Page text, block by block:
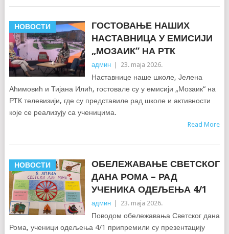
НОВОСТИ
ГОСТОВАЊЕ НАШИХ
НАСТАВНИЦА У ЕМИСИЈИ
„МОЗАИК“ НА РТК
админ | 23. maja 2026.
Наставнице наше школе, Јелена
Аћимовић и Тијана Илић, гостовале су у емисији „Мозаик“ на
РТК телевизији, где су представиле рад школе и активности
које се реализују са ученицима.
Read More
НОВОСТИ
ОБЕЛЕЖАВАЊЕ СВЕТСКОГ
ДАНА РОМА – РАД
УЧЕНИКА ОДЕЉЕЊА 4/1
админ | 23. maja 2026.
Поводом обележавања Светског дана
Рома, ученици одељења 4/1 припремили су презентацију